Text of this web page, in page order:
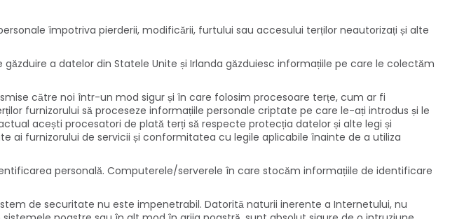
împotriva pierderii, modificării, furtului sau accesului terților neautorizați și alte
a datelor din Statele Unite și Irlanda găzduiesc informațiile pe care le colectăm
către noi într-un mod sigur și în care folosim procesoare terțe, cum ar fi
furnizorului să proceseze informațiile personale criptate pe care le-ați introdus și le
acești procesatori de plată terți să respecte protecția datelor și alte legi și
ai furnizorului de servicii și conformitatea cu legile aplicabile înainte de a utiliza
personală. Computerele/serverele în care stocăm informațiile de identificare
de securitate nu este impenetrabil. Datorită naturii inerente a Internetului, nu